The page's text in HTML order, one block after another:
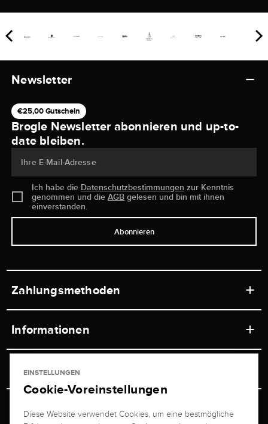
Newsletter
€25,00 Gutschein
Brogle Newsletter abonnieren und up-to-
date bleiben.
Ihre E-Mail-Adresse
Ich habe die Datenschutzbestimmungen zur Kenntnis
genommen und dieAGB gelesen und bin mit ihnen
einverstanden.
Abonnieren
Zahlungsmethoden
Informationen
Ladengeschäft
Versand & Zahlung
Service
Juwelier Brogle
EINSTELLUNGEN
Cookie-Voreinstellungen
Diese Website verwendet Cookies, um eine bestmögliche